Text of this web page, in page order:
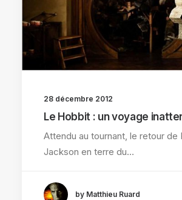
28 décembre 2012
Le Hobbit : un voyage
Attendu au tournant, le retour de
Jackson en terre du…
by Matthieu Ruard